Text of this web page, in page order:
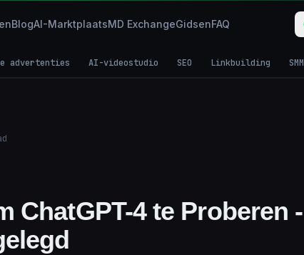
BlogAI-MarktplaatsMD ExchangeGidsenFAQ
advertenties AI-videostudio SEO Linkbuilding SMM
ChatGPT-4 te Proberen -